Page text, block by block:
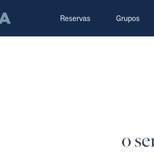
Reservas Grupos
o